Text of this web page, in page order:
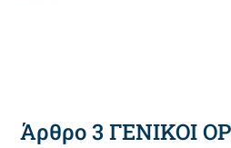
Άρθρο 3 ΓENIKOI